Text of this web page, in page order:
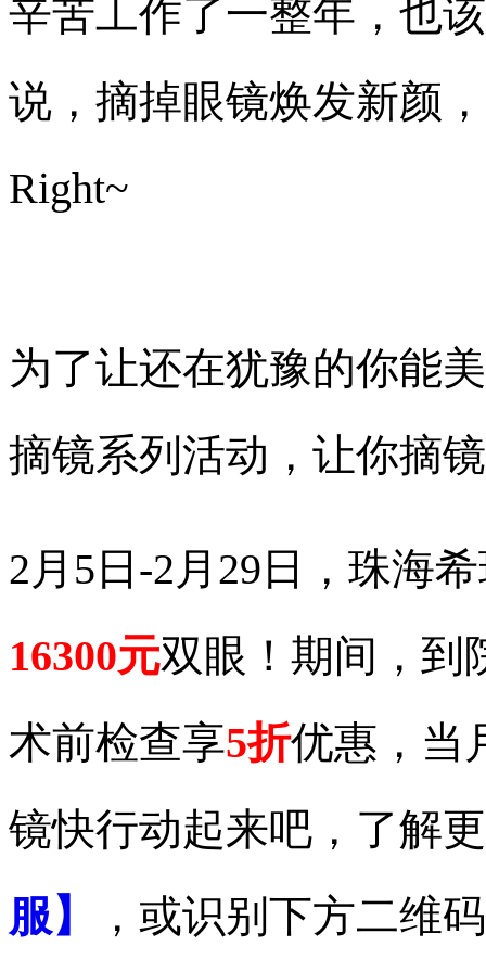
辛苦工作了一整年，也
说，摘掉眼镜焕发新颜
Right~
为了让还在犹豫的你能
摘镜系列活动，让你摘
2月5日-2月29日，珠海
16300元双眼！期间，到
术前检查享5折优惠，当
镜快行动起来吧，了解
服】
，或识别下方二维